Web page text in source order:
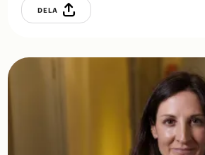
DELA